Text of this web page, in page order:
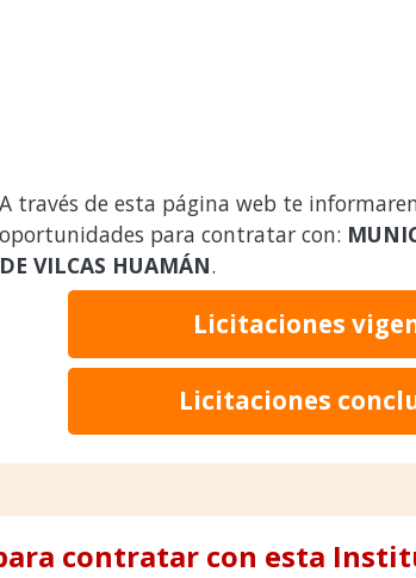
A través de esta página web te
oportunidades para contratar con:
DE VILCAS HUAMÁN.
Licitaciones
Licitaciones
contratar con esta